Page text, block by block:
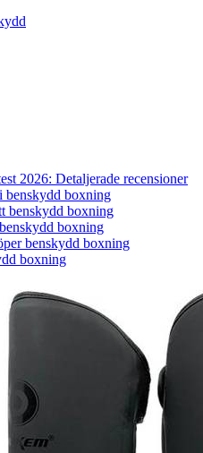
2026: Detaljerade recensioner
benskydd boxning
benskydd boxning
boxning
benskydd boxning
boxning